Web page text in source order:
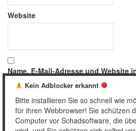
Website
Name, E-Mail-Adresse und Website
meinen nächsten Kommentar
Kein Adblocker erkannt
Bitte installieren Sie so schnell wie
für ihren Webbrowser! Sie schützen
Computer vor Schadsoftware, die